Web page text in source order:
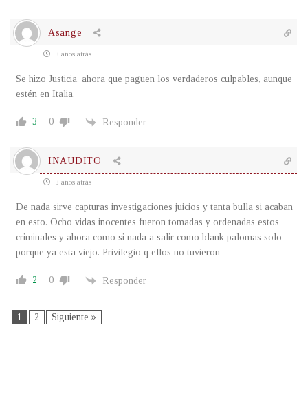
Asange
3 años atrás
Se hizo Justicia, ahora que paguen los verdaderos culpables, aunque
estén en Italia.
3 0 Responder
INAUDITO
3 años atrás
De nada sirve capturas investigaciones juicios y tanta bulla si acaban
en esto. Ocho vidas inocentes fueron tomadas y ordenadas estos
criminales y ahora como si nada a salir como blank palomas solo
porque ya esta viejo. Privilegio q ellos no tuvieron
2 0 Responder
1 2 Siguiente »